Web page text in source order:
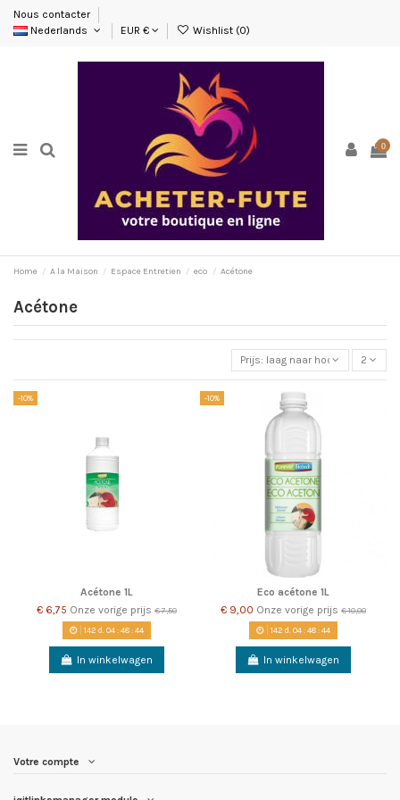
Nous contacter
Nederlands
EUR € Wishlist (0)
0
Home A la Maison Espace Entretien eco Acétone
Acétone
Prijs: laag naar hoog 2
-10%
Acétone 1L
€ 6,75 Onze vorige prijs € 7,50
142 d. 04:48:44
In winkelwagen
-10%
Eco acétone 1L
€ 9,00 Onze vorige prijs € 10,00
142 d. 04:48:44
In winkelwagen
Votre compte